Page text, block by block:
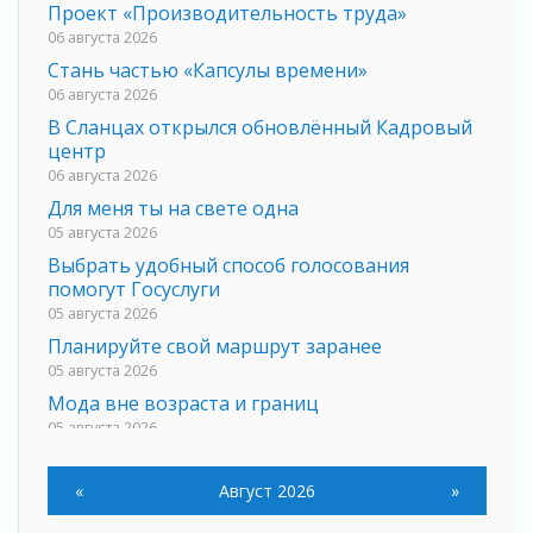
Проект «Производительность труда»
06 августа 2026
Стань частью «Капсулы времени»
06 августа 2026
В Сланцах открылся обновлённый Кадровый
центр
06 августа 2026
Для меня ты на свете одна
05 августа 2026
Выбрать удобный способ голосования
помогут Госуслуги
05 августа 2026
Планируйте свой маршрут заранее
05 августа 2026
Мода вне возраста и границ
05 августа 2026
Марафон обновлений
Добровольцы огненного фронта
« Август 2026 »